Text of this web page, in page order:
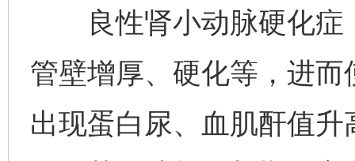
良性肾小动脉硬化症
管壁增厚、硬化等，进
出现蛋白尿、血肌酐值